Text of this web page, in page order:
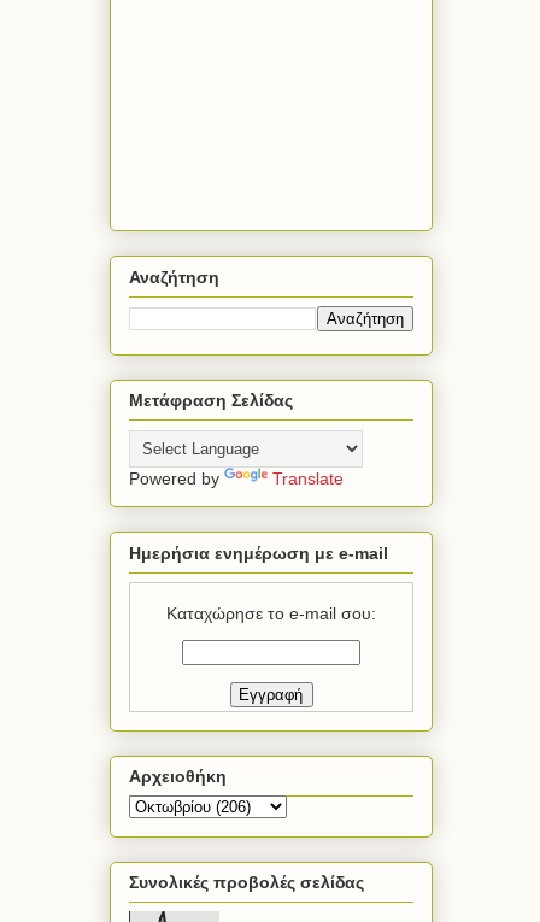
Αναζήτηση
Μετάφραση Σελίδας
Powered by Translate
Ημερήσια ενημέρωση με e-mail
Καταχώρησε το e-mail σου:
Αρχειοθήκη
Συνολικές προβολές σελίδας